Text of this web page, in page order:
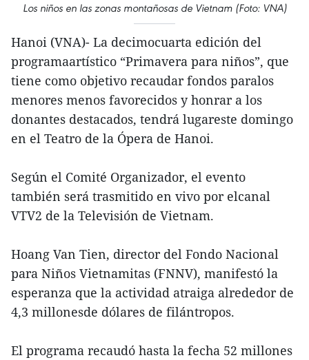
Los niños en las zonas montañosas de Vietnam (Foto: VNA)
Hanoi (VNA)- La decimocuarta edición del
programaartístico “Primavera para niños”, que
tiene como objetivo recaudar fondos paralos
menores menos favorecidos y honrar a los
donantes destacados, tendrá lugareste domingo
en el Teatro de la Ópera de Hanoi.
Según el Comité Organizador, el evento
también será trasmitido en vivo por elcanal
VTV2 de la Televisión de Vietnam.
Hoang Van Tien, director del Fondo Nacional
para Niños Vietnamitas (FNNV), manifestó la
esperanza que la actividad atraiga alrededor de
4,3 millonesde dólares de filántropos.
El programa recaudó hasta la fecha 52 millones